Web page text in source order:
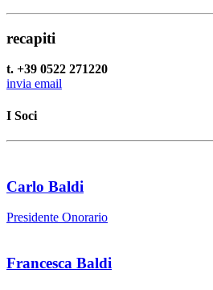
recapiti
t. +39 0522 271220
invia email
I Soci
Carlo Baldi
Presidente Onorario
Francesca Baldi